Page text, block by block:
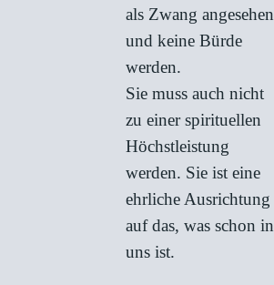
als Zwang angesehen
und keine Bürde
werden.
Sie muss auch nicht
zu einer spirituellen
Höchstleistung
werden. Sie ist eine
ehrliche Ausrichtung
auf das, was schon in
uns ist.